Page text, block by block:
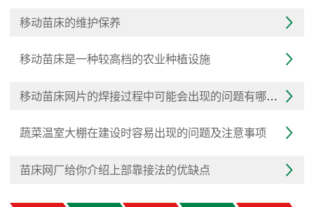

移动苗床的维护保养

移动苗床是一种较高档的农业种植设施

移动苗床网片的焊接过程中可能会出现的问题有哪些？

蔬菜温室大棚在建设时容易出现的问题及注意事项

苗床网厂给你介绍上部靠接法的优缺点